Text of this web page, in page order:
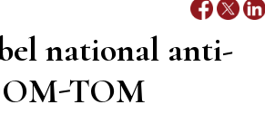
national anti-
TOM